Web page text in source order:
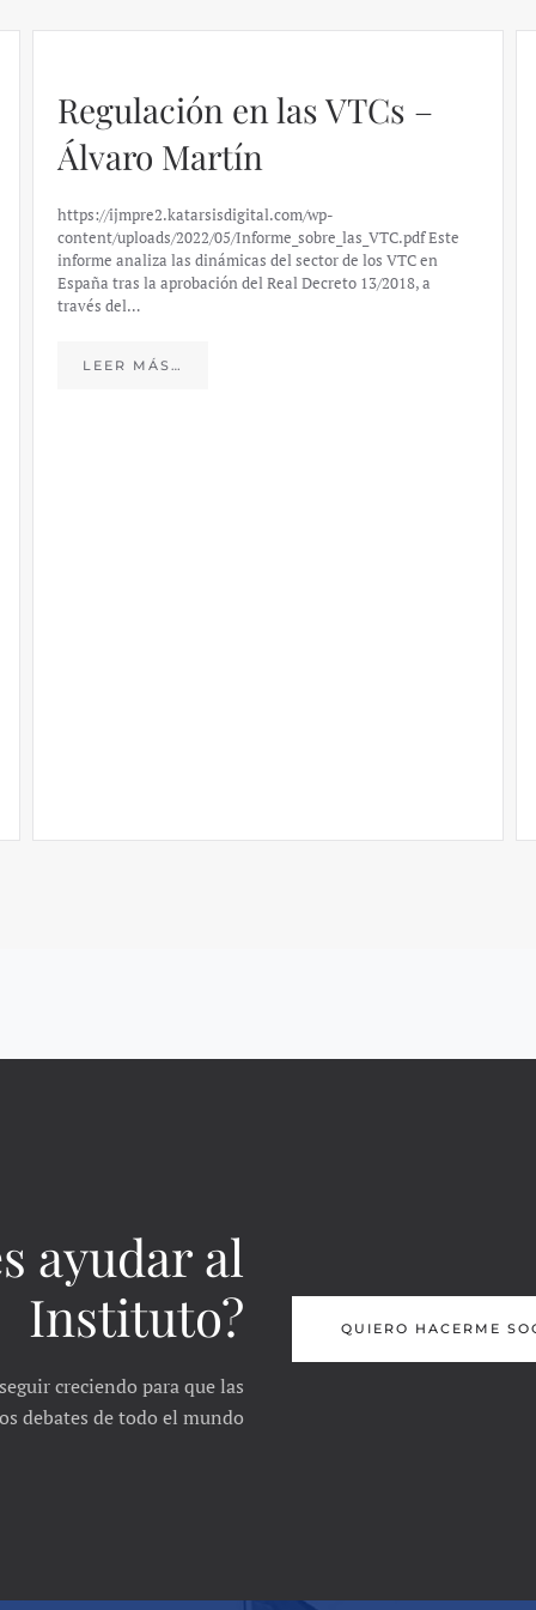
Regulación en las VTCs –
Álvaro Martín
https://ijmpre2.katarsisdigital.com/wp-
content/uploads/2022/05/Informe_sobre_las_VTC.pdf Este
informe analiza las dinámicas del sector de los VTC en
España tras la aprobación del Real Decreto 13/2018, a
través del…
LEER MÁS…
ayudar al
Instituto?
creciendo para que las
debates de todo el mundo
QUIERO HACERME